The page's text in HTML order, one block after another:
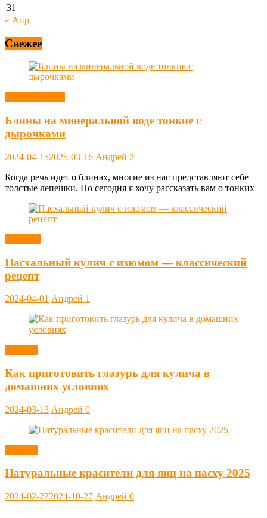
31
« Апр
Свежее
Блины на минеральной воде тонкие с
дырочками
2024-04-152025-03-16 Андрей 2
Когда речь идет о блинах, многие из нас представляют себе
толстые лепешки. Но сегодня я хочу рассказать вам о тонких
Пасхальный кулич с изюмом — классический
рецепт
2024-04-01 Андрей 1
Как приготовить глазурь для кулича в
домашних условиях
2024-03-13 Андрей 0
Натуральные красители для яиц на пасху 2025
2024-02-272024-10-27 Андрей 0